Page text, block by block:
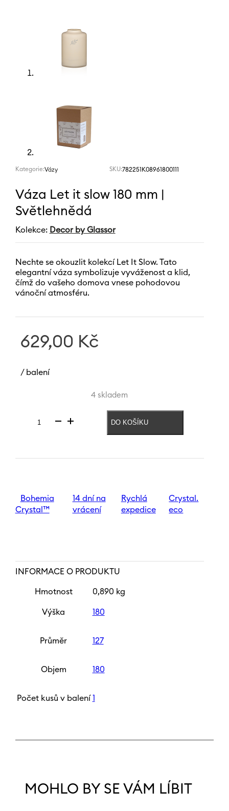
Kategorie:Vázy SKU:782251K08961800111
Váza Let it slow 180 mm |
Světlehnědá
Kolekce: Decor by Glassor
Nechte se okouzlit kolekcí Let It Slow. Tato
elegantní váza symbolizuje vyváženost a klid,
čímž do vašeho domova vnese pohodovou
vánoční atmosféru.
629,00 Kč
/ balení
4 skladem
Váza
slow
Světlehnědá
množství
DO KOŠÍKU
Bohemia
Crystal™
14 dní na
vrácení
Rychlá
expedice
Crystal.
eco
INFORMACE O PRODUKTU
Hmotnost 0,890 kg
Výška 180
Průměr 127
Objem 180
Počet kusů v balení 1
MOHLO BY SE VÁM LÍBIT